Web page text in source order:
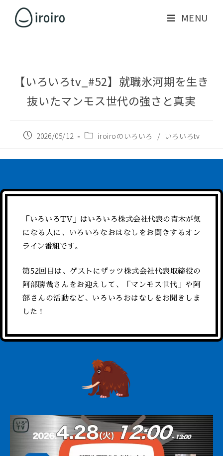
MENU
【いろいろtv_#52】就職氷河期を生き
抜いたマンモス世代の強さと真実
2026/05/12 iroiroのいろいろ / いろいろtv
「いろいろTV」はいろいろ株式会社代表の青木が気
になる人に、いろいろなおはなしをお聞きするオン
ライン番組です。
第52回目は、ゲストにザッツ株式会社代表取締役の
阿部勝哉さんをお迎えして、「マンモス世代」や阿
部さんの活動など、いろいろおはなしをお聞きしま
した！